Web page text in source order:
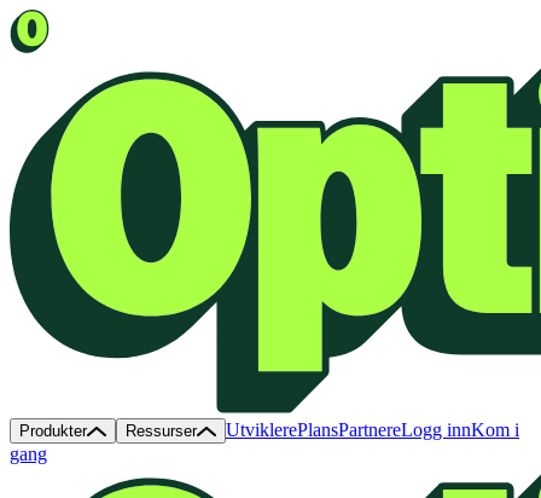
Produkter Ressurser UtviklerePlansPartnereLogg innKom i
gang